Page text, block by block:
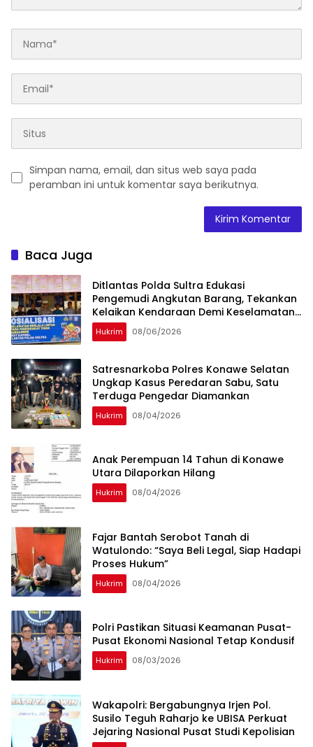
Simpan nama, email, dan situs web saya pada
peramban ini untuk komentar saya berikutnya.
Baca Juga
Ditlantas Polda Sultra Edukasi
Pengemudi Angkutan Barang, Tekankan
Kelaikan Kendaraan Demi Keselamatan
Berlalu Lintas
Hukrim 08/06/2026
Satresnarkoba Polres Konawe Selatan
Ungkap Kasus Peredaran Sabu, Satu
Terduga Pengedar Diamankan
Hukrim 08/04/2026
Anak Perempuan 14 Tahun di Konawe
Utara Dilaporkan Hilang
Hukrim 08/04/2026
‎Fajar Bantah Serobot Tanah di
Watulondo: “Saya Beli Legal, Siap Hadapi
Proses Hukum”
Hukrim 08/04/2026
Polri Pastikan Situasi Keamanan Pusat-
Pusat Ekonomi Nasional Tetap Kondusif
Hukrim 08/03/2026
Wakapolri: Bergabungnya Irjen Pol.
Susilo Teguh Raharjo ke UBISA Perkuat
Jejaring Nasional Pusat Studi Kepolisian